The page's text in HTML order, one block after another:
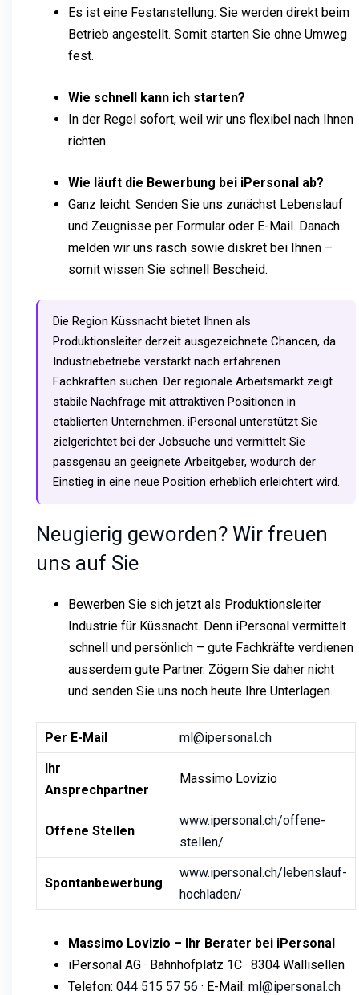
Es ist eine Festanstellung: Sie werden direkt beim
Betrieb angestellt. Somit starten Sie ohne Umweg
fest.
Wie schnell kann ich starten?
In der Regel sofort, weil wir uns flexibel nach Ihnen
richten.
Wie läuft die Bewerbung bei iPersonal ab?
Ganz leicht: Senden Sie uns zunächst Lebenslauf
und Zeugnisse per Formular oder E-Mail. Danach
melden wir uns rasch sowie diskret bei Ihnen –
somit wissen Sie schnell Bescheid.
Die Region Küssnacht bietet Ihnen als
Produktionsleiter derzeit ausgezeichnete Chancen, da
Industriebetriebe verstärkt nach erfahrenen
Fachkräften suchen. Der regionale Arbeitsmarkt zeigt
stabile Nachfrage mit attraktiven Positionen in
etablierten Unternehmen. iPersonal unterstützt Sie
zielgerichtet bei der Jobsuche und vermittelt Sie
passgenau an geeignete Arbeitgeber, wodurch der
Einstieg in eine neue Position erheblich erleichtert wird.
Neugierig geworden? Wir freuen
uns auf Sie
Bewerben Sie sich jetzt als Produktionsleiter
Industrie für Küssnacht. Denn iPersonal vermittelt
schnell und persönlich – gute Fachkräfte verdienen
ausserdem gute Partner. Zögern Sie daher nicht
und senden Sie uns noch heute Ihre Unterlagen.
Per E-Mail
ml@ipersonal.ch
Ihr
Ansprechpartner
Massimo Lovizio
Offene Stellen
www.ipersonal.ch/offene-
stellen/
Spontanbewerbung
www.ipersonal.ch/lebenslauf-
hochladen/
Massimo Lovizio – Ihr Berater bei iPersonal
iPersonal AG · Bahnhofplatz 1C · 8304 Wallisellen
Telefon: 044 515 57 56 · E-Mail: ml@ipersonal.ch